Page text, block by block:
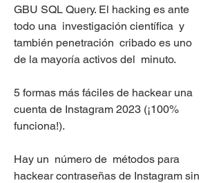
GBU SQL Query. El hacking es ante
todo una  investigación científica  y
también penetración  cribado es uno
de la mayoría activos del  minuto.
5 formas más fáciles de hackear una
cuenta de Instagram 2023 (¡100%
funciona!).
Hay un  número de  métodos para
hackear contraseñas de Instagram sin